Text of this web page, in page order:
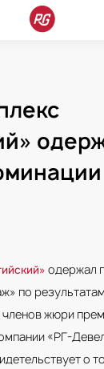
одержал победу в
одержал
по
жюри
«РГ-
о